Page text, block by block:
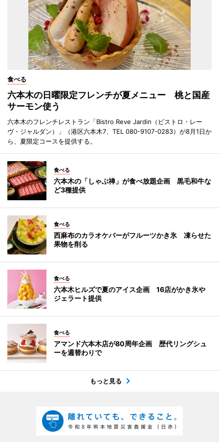
食べる
六本木の日曜限定フレンチが夏メニュー 桃と国産
サーモン使う
六本木のフレンチレストラン「Bistro Reve Jardin（ビストロ・レー
ヴ・ジャルダン）」（港区六本木7、TEL 080-9107-0283）が8月1日か
ら、夏限定コースを提供する。
食べる
六本木の「しゃぶ禅」が食べ放題企画 黒毛和牛な
ど3種提供
食べる
西麻布のカラオケバーがフルーツかき氷 凍らせた
果物を削る
食べる
六本木ヒルズで夏のアイス企画 16店がかき氷や
ジェラート提供
食べる
アマンド六本木店が80周年企画 歴代リングシュ
ーを週替わりで
もっと見る